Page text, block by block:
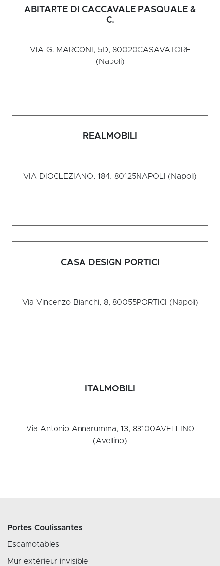
ABITARTE DI CACCAVALE PASQUALE &
C.
VIA G. MARCONI, 5D, 80020CASAVATORE
(Napoli)
REALMOBILI
VIA DIOCLEZIANO, 184, 80125NAPOLI (Napoli)
CASA DESIGN PORTICI
Via Vincenzo Bianchi, 8, 80055PORTICI (Napoli)
ITALMOBILI
Via Antonio Annarumma, 13, 83100AVELLINO
(Avellino)
Portes Coulissantes
Escamotables
Mur extérieur invisible